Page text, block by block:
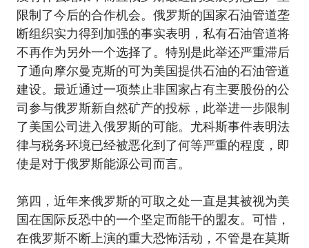
限制了今后的合作机会。俄罗斯的国家石油管道垄
断组织实力得到加强的事实表明，私有石油管道将
不再作为另外一个选择了。特别是此举还严重滞后
了通向摩尔曼克斯的可为美国提供石油的石油管道
建设。最近通过一项禁止非国家占有主要股份的公
司参与俄罗斯新自然矿产的投标，此举进一步限制
了美国公司进入俄罗斯的可能。尤科斯事件表明法
律与税务环境已经被恶化到了何等严重的程度，即
使是对于俄罗斯能源公司而言。
第四，近年来俄罗斯的可取之处一直是其被视为美
国在国际反恐中的一个坚定而能干的盟友。可惜，
在俄罗斯不断上演的重大恐怖活动，不管是在莫斯